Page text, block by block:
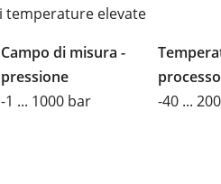
temperature elevate
Campo di misura -
pressione
-1 ... 1000 bar
processo
-40 ...